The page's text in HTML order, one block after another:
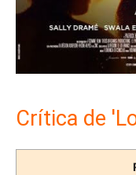
Crítica de